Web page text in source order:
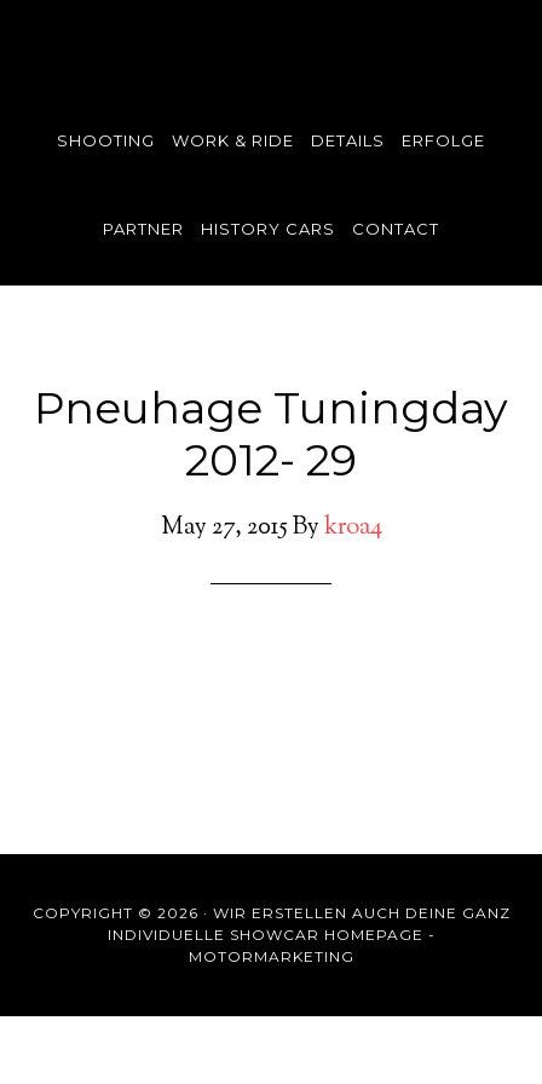
SHOOTING WORK & RIDE DETAILS ERFOLGE
PARTNER HISTORY CARS CONTACT
Pneuhage Tuningday
2012- 29
May 27, 2015Bykroa4
COPYRIGHT © 2026 · WIR ERSTELLEN AUCH DEINE GANZ
INDIVIDUELLE SHOWCAR HOMEPAGE -
MOTORMARKETING